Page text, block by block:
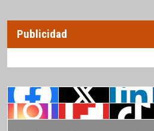
Publicidad